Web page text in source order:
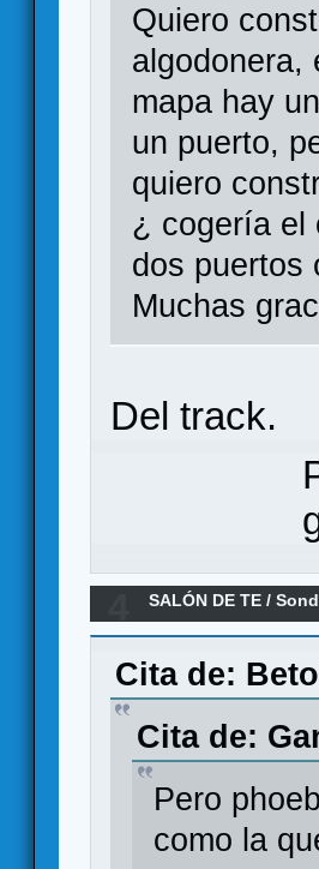
Quiero
algodonera,
mapa hay
un puerto,
quiero
¿ cogería el
dos puertos
Muchas
Del track.
SALÓN DE TE /
Cita de:
Cita de:
Pero
como la